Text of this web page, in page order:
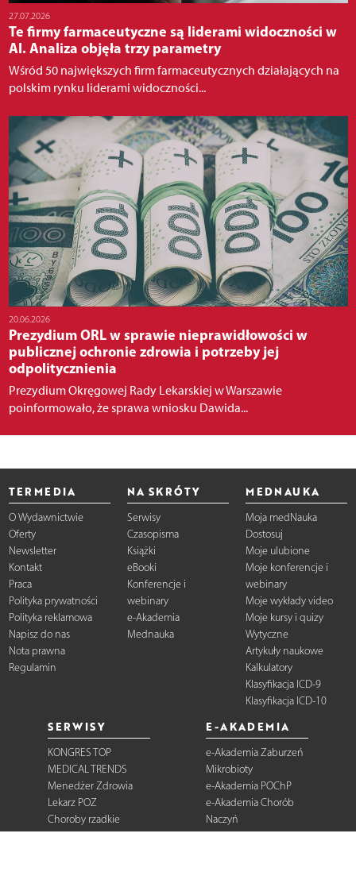
27.07.2026
Te firmy farmaceutyczne są liderami widoczności w
AI. Analiza objęła trzy parametry
Wśród 50 największych firm farmaceutycznych działających na
polskim rynku liderami widoczności...
20.06.2026
Prezydium ORL w sprawie nieprawidłowości w
publicznej ochronie zdrowia i potrzeby jej
odpolitycznienia
Prezydium Okręgowej Rady Lekarskiej w Warszawie
poinformowało, że sprawa wniosku Dawida...
TERMEDIA
O Wydawnictwie
Oferty
Newsletter
Kontakt
Praca
Polityka prywatności
Polityka reklamowa
Napisz do nas
Nota prawna
Regulamin
NA SKRÓTY
Serwisy
Czasopisma
Książki
eBooki
Konferencje i
webinary
e-Akademia
Mednauka
MEDNAUKA
Moja medNauka
Dostosuj
Moje ulubione
Moje konferencje i
webinary
Moje wykłady video
Moje kursy i quizy
Wytyczne
Artykuły naukowe
Kalkulatory
Klasyfikacja ICD-9
Klasyfikacja ICD-10
SERWISY
KONGRES TOP
MEDICAL TRENDS
Menedżer Zdrowia
Lekarz POZ
Choroby rzadkie
Dermatologia
E-AKADEMIA
e-Akademia Zaburzeń
Mikrobioty
e-Akademia POChP
e-Akademia Chorób
Naczyń